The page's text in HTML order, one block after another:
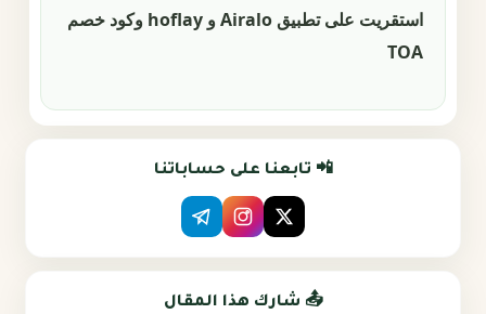
استقريت على تطبيق Airalo و hoflay وكود خصم
TOA
📲 تابعنا على حساباتنا
📤 شارك هذا المقال